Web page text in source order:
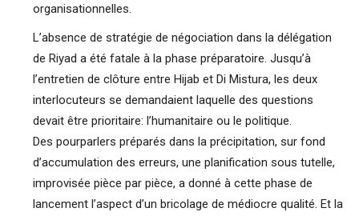
organisationnelles.
L’absence de stratégie de négociation dans la délégation
de Riyad a été fatale à la phase préparatoire. Jusqu’à
l’entretien de clôture entre Hijab et Di Mistura, les deux
interlocuteurs se demandaient laquelle des questions
devait être prioritaire: l’humanitaire ou le politique.
Des pourparlers préparés dans la précipitation, sur fond
d’accumulation des erreurs, une planification sous tutelle,
improvisée pièce par pièce, a donné à cette phase de
lancement l’aspect d’un bricolage de médiocre qualité. Et la